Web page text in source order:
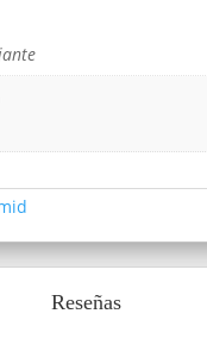
Reseñas